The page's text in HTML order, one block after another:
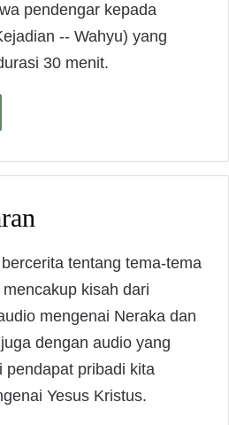
pendengar kepada
-- Wahyu) yang
30 menit.
tentang tema-tema
kisah dari
mengenai Neraka dan
dengan audio yang
pendapat pribadi kita
Yesus Kristus.